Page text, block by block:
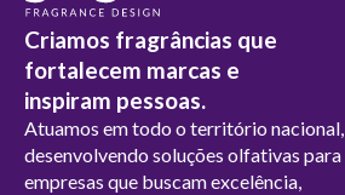
Criamos fragrâncias que
fortalecem marcas e
inspiram pessoas.
Atuamos em todo o território nacional,
desenvolvendo soluções olfativas para
empresas que buscam excelência,